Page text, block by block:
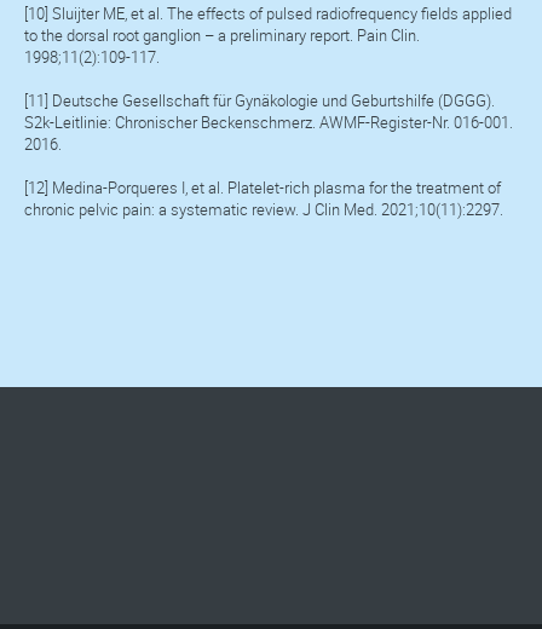
[10] Sluijter ME, et al. The effects of pulsed radiofrequency fields applied
to the dorsal root ganglion – a preliminary report. Pain Clin.
1998;11(2):109-117.
[11] Deutsche Gesellschaft für Gynäkologie und Geburtshilfe (DGGG).
S2k-Leitlinie: Chronischer Beckenschmerz. AWMF-Register-Nr. 016-001.
2016.
[12] Medina-Porqueres I, et al. Platelet-rich plasma for the treatment of
chronic pelvic pain: a systematic review. J Clin Med. 2021;10(11):2297.